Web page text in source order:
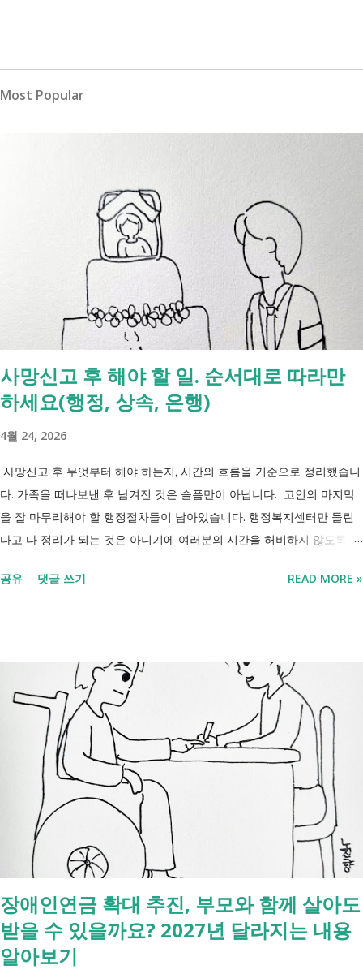
Most Popular
사망신고 후 해야 할 일. 순서대로 따라만
하세요(행정, 상속, 은행)
4월 24, 2026
사망신고 후 무엇부터 해야 하는지, 시간의 흐름을 기준으로 정리했습니
다. 가족을 떠나보낸 후 남겨진 것은 슬픔만이 아닙니다. 고인의 마지막
을 잘 마무리해야 할 행정절차들이 남아있습니다. 행정복지센터만 들린
다고 다 정리가 되는 것은 아니기에 여러분의 시간을 허비하지 않도록 정
처리까지 이 흐름만 따라가시면 됩니다. 장례 후 행정 절차 타임라인 장
모든 절차를 대신 처리해주지는 않습니다. 행정복지센터에서는 - 금융재
산, 부동산, 세금, 연금 등 '조회' 신청할 수 있습니다. 나머지는 직접 해야
합니다. - 상속포기 또는 한정승인 법원 - 상속세, 취득세 신고 세무서, 시
군구청 - 예금 인출, 보험금 청구 은행, 보험사 사망신고 당일에 끝낼 수
있는 건 '신청까지', 처리는 2주 후 부터입니다. [조회되는 것 vs 안되는
것] 구분 조회 가능 조회 불가 금융 은행, 보험, 증권 사금융, 개인 간 거래
세금 국세, 지방세 - 자산 부동산, 자동차 해외 자산, 현금 기타 연금 사업
상 채무, 구독 [함께보면 좋은 링크] - 부모님 사망 후 ...
공유 댓글 쓰기 READ MORE »
장애인연금 확대 추진, 부모와 함께 살아도
받을 수 있을까요? 2027년 달라지는 내용
알아보기